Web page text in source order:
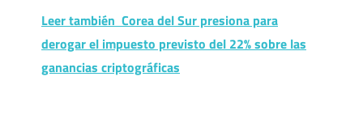
Leer también Corea del Sur presiona para
derogar el impuesto previsto del 22% sobre las
ganancias criptográficas